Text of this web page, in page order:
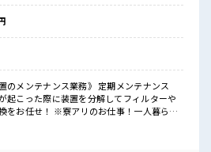
費も規定支給！
員》雇用期限なく、
ことができます！
れる最高のチャンス！
驚きの「35万円以上可」
》あなたの今までの経験を活かして、
身につけるチャンス！
のメンテナンス業務》 定期メンテナンス
起こった際に装置を分解してフィルターや
のお仕事！一人暮らし
だけじゃない◎住